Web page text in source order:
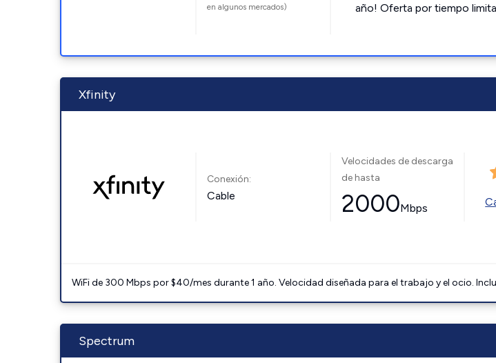
en algunos mercados)
año! Oferta por tiempo
Xfinity
Conexión:
Cable
Velocidades de descarga
de hasta
2000Mbps
WiFi de 300 Mbps por $40/mes durante 1 año. Velocidad diseñada para el trabajo y el ocio.
Spectrum